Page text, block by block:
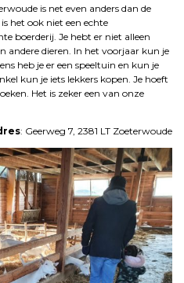
is net even anders dan de
het ook niet een echte
boerderij. Je hebt er niet alleen
andere dieren. In het voorjaar kun je
heb je er een speeltuin en kun je
kun je iets lekkers kopen. Je hoeft
Het is zeker een van onze
: Geerweg 7, 2381 LT Zoeterwoude